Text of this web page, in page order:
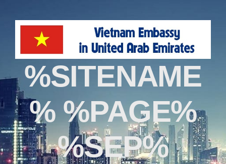
%SITENAME
% %PAGE%
%SEP%